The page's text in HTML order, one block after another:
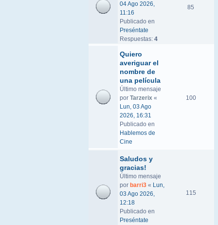
04 Ago 2026,
11:16
Publicado en
Preséntate
Respuestas: 4
85
Quiero
averiguar el
nombre de
una película
Último mensaje
por Tarzerix «
Lun, 03 Ago
2026, 16:31
Publicado en
Hablemos de
Cine
100
Saludos y
gracias!
Último mensaje
por barri3 « Lun,
03 Ago 2026,
12:18
Publicado en
Preséntate
115